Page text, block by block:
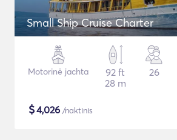
Small Ship Cruise Charter
Motorinė jachta
92 ft
28 m
26
$4,026 /naktinis